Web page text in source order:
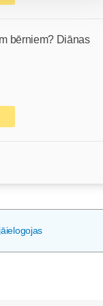
bērniem? Diānas